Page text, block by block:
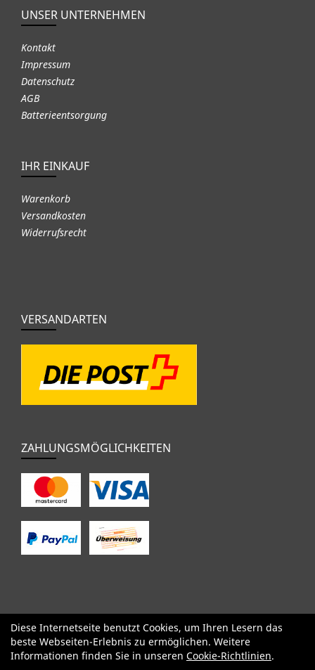
UNSER UNTERNEHMEN
Kontakt
Impressum
Datenschutz
AGB
Batterieentsorgung
IHR EINKAUF
Warenkorb
Versandkosten
Widerrufsrecht
VERSANDARTEN
ZAHLUNGSMÖGLICHKEITEN
SALE Specialized Factor Cervélo BMC Orbea
Yeti
Pinarello
OPEN Kids / BMX Komponenten
Bekleidung
Zubehör
Sale
Diese Internetseite benutzt Cookies, um Ihren Lesern das
beste Webseiten-Erlebnis zu ermöglichen. Weitere
Informationen finden Sie in unseren Cookie-Richtlinien.